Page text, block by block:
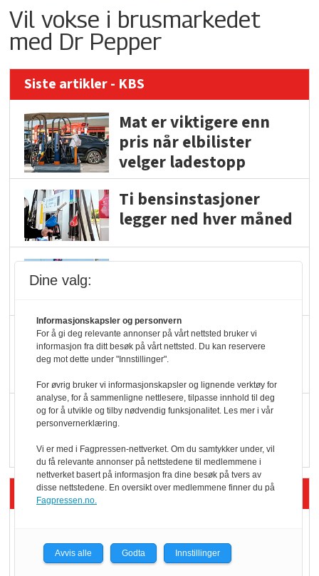
Vil vokse i brusmarkedet
med Dr Pepper
Siste artikler - KBS
Mat er viktigere enn
pris når elbilister
velger ladestopp
Ti bensinstasjoner
legger ned hver måned
Potetball, kylling og 98
KBS-bransjen i
endring: Stadig større
serveringstilbud
Vokser med ferdigmat
i dagligvare
Siste artikler - Butikk i praksis
dundrer videre
Dine valg:
Informasjonskapsler og personvern
For å gi deg relevante annonser på vårt nettsted bruker vi
informasjon fra ditt besøk på vårt nettsted. Du kan reservere
deg mot dette under "Innstillinger".
For øvrig bruker vi informasjonskapsler og lignende verktøy for
analyse, for å sammenligne nettlesere, tilpasse innhold til deg
og for å utvikle og tilby nødvendig funksjonalitet. Les mer i vår
personvernerklæring.
Vi er med i Fagpressen-nettverket. Om du samtykker under, vil
du få relevante annonser på nettstedene til medlemmene i
nettverket basert på informasjon fra dine besøk på tvers av
disse nettstedene. En oversikt over medlemmene finner du på
Fagpressen.no.
Avvis alle Godta Innstillinger